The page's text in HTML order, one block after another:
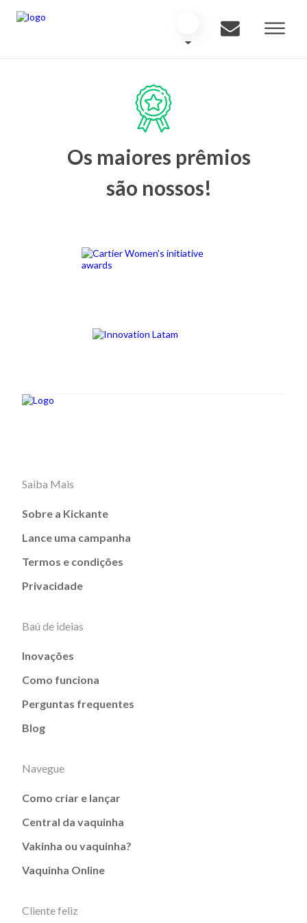
Os maiores prêmios
são nossos!
Saiba Mais
Sobre a Kickante
Lance uma campanha
Termos e condições
Privacidade
Baú de ideias
Inovações
Como funciona
Perguntas frequentes
Blog
Navegue
Como criar e lançar
Central da vaquinha
Vakinha ou vaquinha?
Vaquinha Online
Cliente feliz